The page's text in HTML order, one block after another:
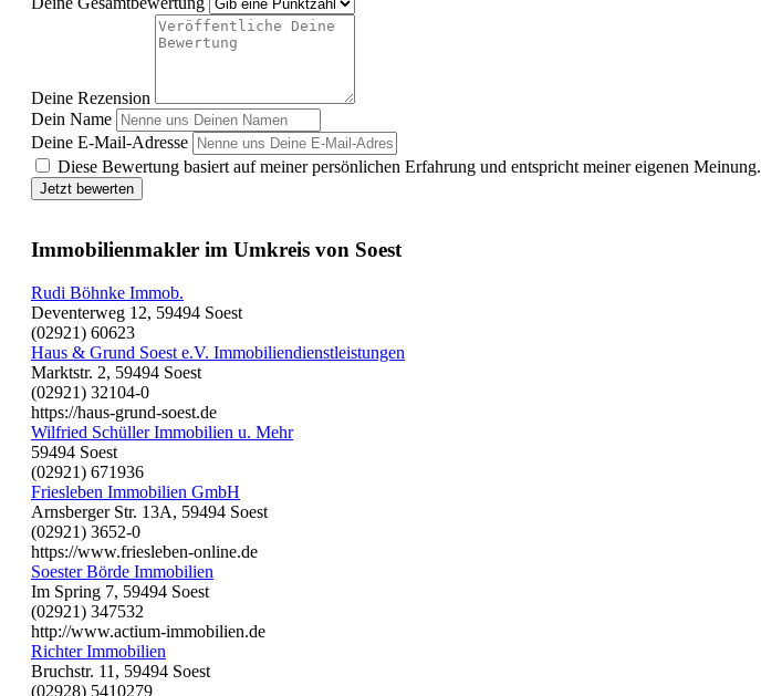
Deine Rezension
Dein Name
Deine E-Mail-Adresse
Diese Bewertung basiert auf meiner persönlichen Erfahrung und entspricht meiner eigenen Meinung.
Jetzt bewerten
Immobilienmakler im Umkreis von Soest
Rudi Böhnke Immob.
Deventerweg 12, 59494 Soest
(02921) 60623
Haus & Grund Soest e.V. Immobiliendienstleistungen
Marktstr. 2, 59494 Soest
(02921) 32104-0
https://haus-grund-soest.de
Wilfried Schüller Immobilien u. Mehr
59494 Soest
(02921) 671936
Friesleben Immobilien GmbH
Arnsberger Str. 13A, 59494 Soest
(02921) 3652-0
https://www.friesleben-online.de
Soester Börde Immobilien
Im Spring 7, 59494 Soest
(02921) 347532
http://www.actium-immobilien.de
Richter Immobilien
Bruchstr. 11, 59494 Soest
(02928) 5410279